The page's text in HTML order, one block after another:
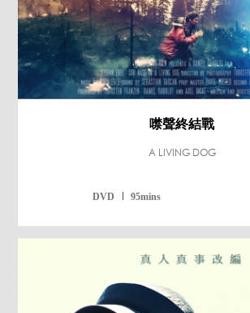
噤聲終結戰
A LIVING DOG
DVD 95mins